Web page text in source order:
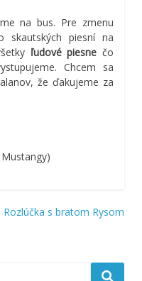
na bus. Pre zmenu
skautských piesní na
ľudové piesne čo
Chcem sa
že ďakujeme za
Rozlúčka s bratom Rysom